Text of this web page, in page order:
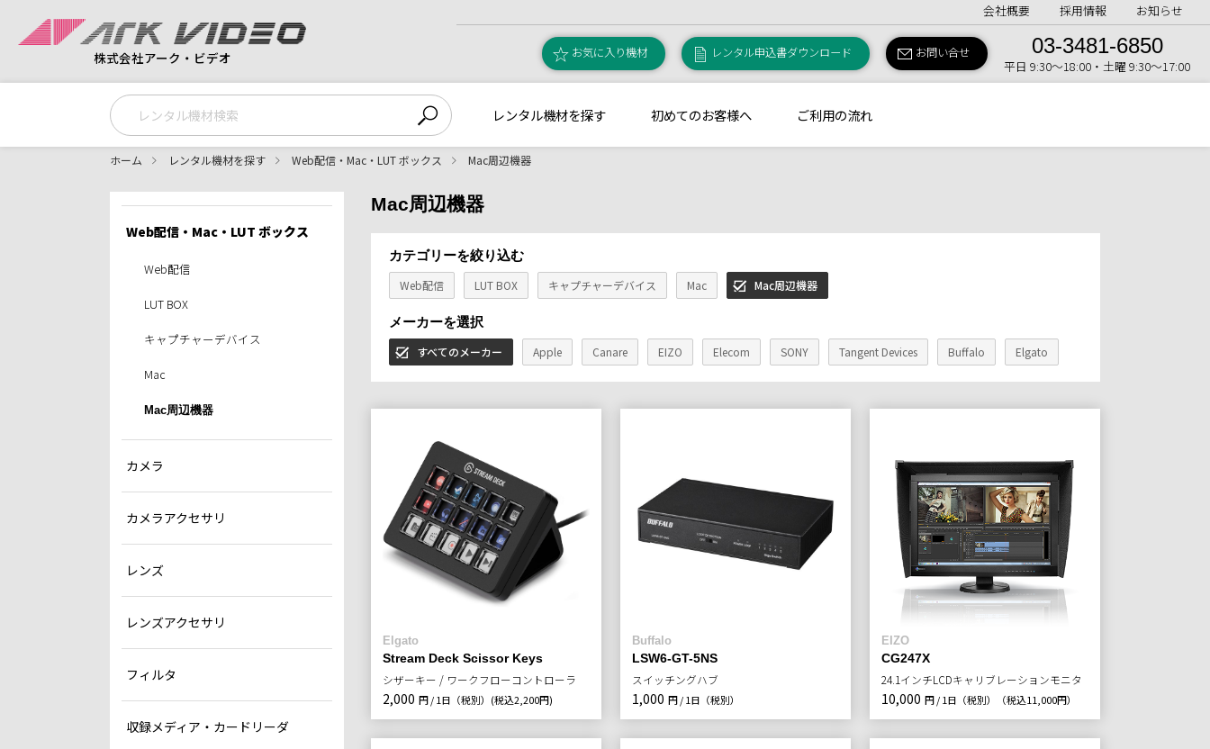
株式会社アーク・ビデオ
会社概要 採用情報 お知らせ
お気に入り機材 レンタル申込書ダウンロード お問い合せ 03-3481-6850
平日 9:30〜18:00・土曜 9:30〜17:00
レンタル機材を探す 初めてのお客様へ ご利用の流れ
ホーム レンタル機材を探す Web配信・Mac・LUT ボックス Mac周辺機器
Mac周辺機器
カテゴリーを絞り込む
Web配信
LUT BOX キャプチャーデバイス Mac Mac周辺機器
メーカーを選択
すべてのメーカー
Apple Canare EIZO Elecom SONY Tangent Devices Buffalo Elgato
Elgato
Stream Deck Scissor Keys
シザーキー / ワークフローコントローラ
2,000 円 / 1日（税別） (税込2,200円)
Buffalo
LSW6-GT-5NS
スイッチングハブ
1,000 円 / 1日（税別）
EIZO
CG247X
24.1インチLCDキャリブレーションモニタ
10,000 円 / 1日（税別） （税込11,000円）
Web配信・Mac・LUT ボックス
Web配信
LUT BOX
キャプチャーデバイス
Mac
Mac周辺機器
カメラ
カメラアクセサリ
レンズ
レンズアクセサリ
フィルタ
収録メディア・カードリーダ